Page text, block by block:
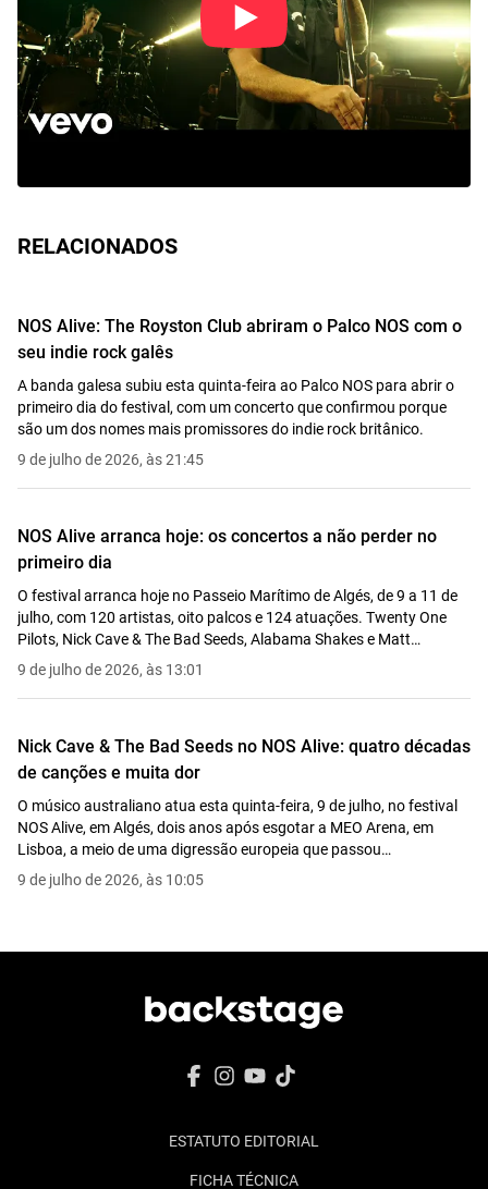
RELACIONADOS
NOS Alive: The Royston Club abriram o Palco NOS com o
seu indie rock galês
A banda galesa subiu esta quinta-feira ao Palco NOS para abrir o
primeiro dia do festival, com um concerto que confirmou porque
são um dos nomes mais promissores do indie rock britânico.
9 de julho de 2026, às 21:45
NOS Alive arranca hoje: os concertos a não perder no
primeiro dia
O festival arranca hoje no Passeio Marítimo de Algés, de 9 a 11 de
julho, com 120 artistas, oito palcos e 124 atuações. Twenty One
Pilots, Nick Cave & The Bad Seeds, Alabama Shakes e Matt
Berninger encabeçam a primeira noite.
9 de julho de 2026, às 13:01
Nick Cave & The Bad Seeds no NOS Alive: quatro décadas
de canções e muita dor
O músico australiano atua esta quinta-feira, 9 de julho, no festival
NOS Alive, em Algés, dois anos após esgotar a MEO Arena, em
Lisboa, a meio de uma digressão europeia que passou
recentemente pelo Festival de Montreux, na Suíça.
9 de julho de 2026, às 10:05
ESTATUTO EDITORIAL
FICHA TÉCNICA